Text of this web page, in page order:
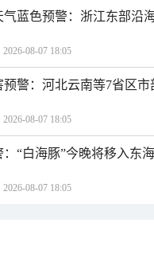
气蓝色预警：浙江东部沿
08-07 18:05
预警：河北云南等7省区
08-07 18:05
：“白海豚”今晚将移入东
08-07 18:05